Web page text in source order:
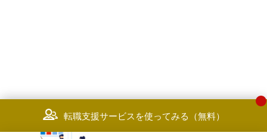
転職支援サービスを使ってみる（無料）